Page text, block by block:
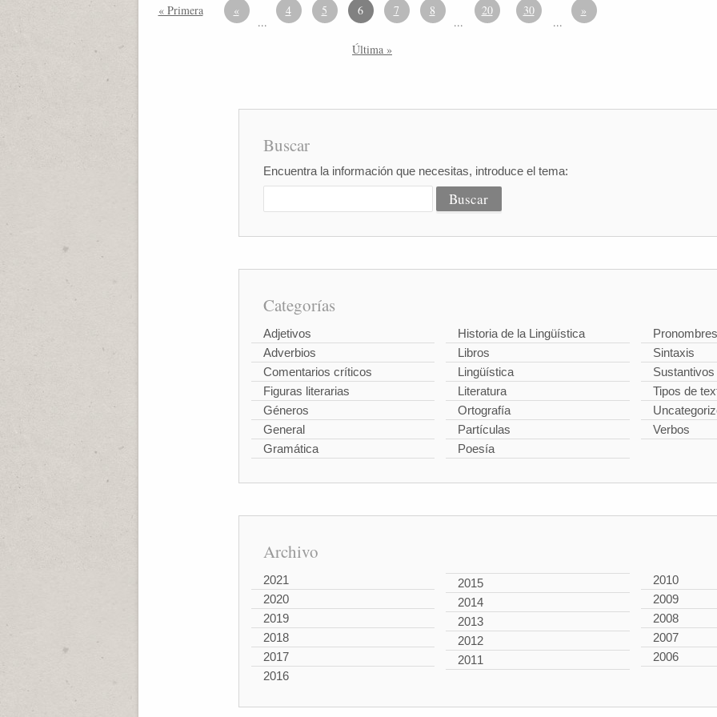
« Primera «
...
4 5 6 7 8
...
20 30
...
»
Última »
Buscar
Encuentra la información que necesitas, introduce el tema:
Categorías
Adjetivos
Adverbios
Comentarios críticos
Figuras literarias
Géneros
General
Gramática
Historia de la Lingüística
Libros
Lingüística
Literatura
Ortografía
Partículas
Poesía
Pronombres
Sintaxis
Sustantivos
Tipos de
Verbos
Archivo
2021
2020
2019
2018
2017
2016
2015
2014
2013
2012
2011
2010
2009
2008
2007
2006